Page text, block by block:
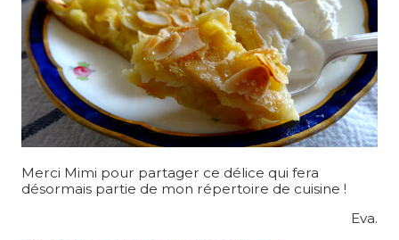
Merci Mimi pour partager ce délice qui fera
désormais partie de mon répertoire de cuisine !
Eva.